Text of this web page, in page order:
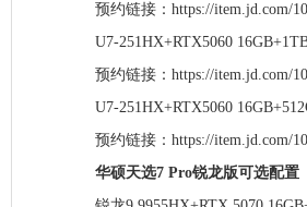
预约链接：https://item.jd.com/
U7-251HX+RTX5060
预约链接：https://item.jd.com/
U7-251HX+RTX5060
预约链接：https://item.jd.com/
华硕天选7 Pro锐龙版可选配置